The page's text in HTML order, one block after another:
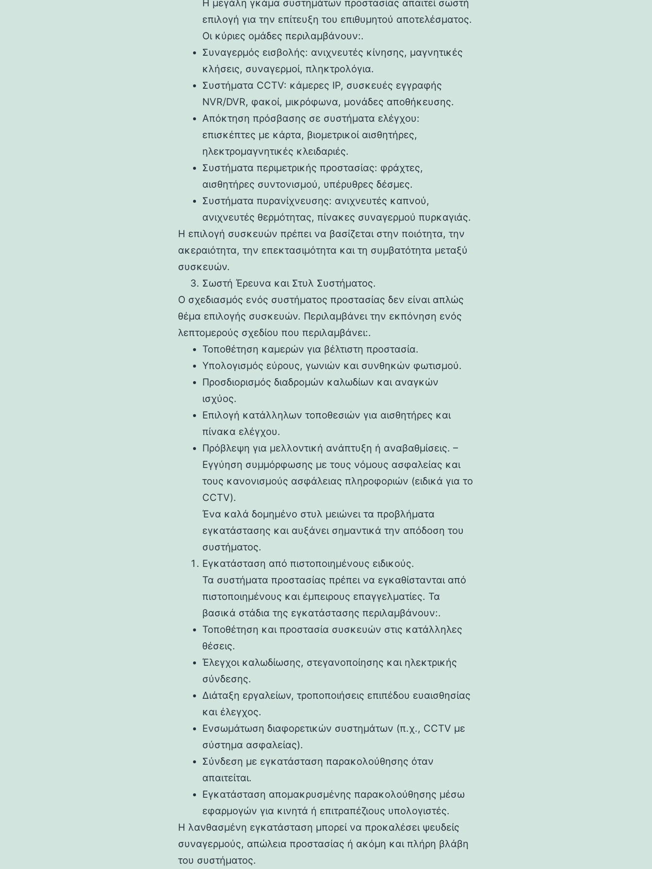
Η μεγάλη γκάμα συστημάτων προστασίας απαιτεί σωστή
επιλογή για την επίτευξη του επιθυμητού αποτελέσματος.
Οι κύριες ομάδες περιλαμβάνουν:.
Συναγερμός εισβολής: ανιχνευτές κίνησης, μαγνητικές
κλήσεις, συναγερμοί, πληκτρολόγια.
Συστήματα CCTV: κάμερες IP, συσκευές εγγραφής
NVR/DVR, φακοί, μικρόφωνα, μονάδες αποθήκευσης.
Απόκτηση πρόσβασης σε συστήματα ελέγχου:
επισκέπτες με κάρτα, βιομετρικοί αισθητήρες,
ηλεκτρομαγνητικές κλειδαριές.
Συστήματα περιμετρικής προστασίας: φράχτες,
αισθητήρες συντονισμού, υπέρυθρες δέσμες.
Συστήματα πυρανίχνευσης: ανιχνευτές καπνού,
ανιχνευτές θερμότητας, πίνακες συναγερμού πυρκαγιάς.
Η επιλογή συσκευών πρέπει να βασίζεται στην ποιότητα, την
ακεραιότητα, την επεκτασιμότητα και τη συμβατότητα μεταξύ
συσκευών.
Σωστή Έρευνα και Στυλ Συστήματος.
Ο σχεδιασμός ενός συστήματος προστασίας δεν είναι απλώς
θέμα επιλογής συσκευών. Περιλαμβάνει την εκπόνηση ενός
λεπτομερούς σχεδίου που περιλαμβάνει:.
Τοποθέτηση καμερών για βέλτιστη προστασία.
Υπολογισμός εύρους, γωνιών και συνθηκών φωτισμού.
Προσδιορισμός διαδρομών καλωδίων και αναγκών
ισχύος.
Επιλογή κατάλληλων τοποθεσιών για αισθητήρες και
πίνακα ελέγχου.
Πρόβλεψη για μελλοντική ανάπτυξη ή αναβαθμίσεις. –
Εγγύηση συμμόρφωσης με τους νόμους ασφαλείας και
τους κανονισμούς ασφάλειας πληροφοριών (ειδικά για το
CCTV).
Ένα καλά δομημένο στυλ μειώνει τα προβλήματα
εγκατάστασης και αυξάνει σημαντικά την απόδοση του
συστήματος.
Εγκατάσταση από πιστοποιημένους ειδικούς.
Τα συστήματα προστασίας πρέπει να εγκαθίστανται από
πιστοποιημένους και έμπειρους επαγγελματίες. Τα
βασικά στάδια της εγκατάστασης περιλαμβάνουν:.
Τοποθέτηση και προστασία συσκευών στις κατάλληλες
θέσεις.
Έλεγχοι καλωδίωσης, στεγανοποίησης και ηλεκτρικής
σύνδεσης.
Διάταξη εργαλείων, τροποποιήσεις επιπέδου ευαισθησίας
και έλεγχος.
Ενσωμάτωση διαφορετικών συστημάτων (π.χ., CCTV με
σύστημα ασφαλείας).
Σύνδεση με εγκατάσταση παρακολούθησης όταν
απαιτείται.
Εγκατάσταση απομακρυσμένης παρακολούθησης μέσω
εφαρμογών για κινητά ή επιτραπέζιους υπολογιστές.
Η λανθασμένη εγκατάσταση μπορεί να προκαλέσει ψευδείς
συναγερμούς, απώλεια προστασίας ή ακόμη και πλήρη βλάβη
του συστήματος.